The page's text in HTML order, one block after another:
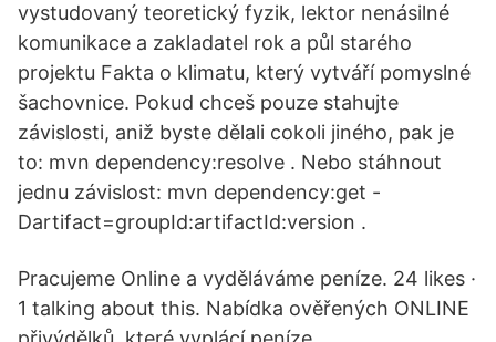
vystudovaný teoretický fyzik, lektor nenásilné
komunikace a zakladatel rok a půl starého
projektu Fakta o klimatu, který vytváří pomyslné
šachovnice. Pokud chceš pouze stahujte
závislosti, aniž byste dělali cokoli jiného, pak je
to: mvn dependency:resolve . Nebo stáhnout
jednu závislost: mvn dependency:get -
Dartifact=groupId:artifactId:version .
Pracujeme Online a vyděláváme peníze. 24 likes ·
1 talking about this. Nabídka ověřených ONLINE